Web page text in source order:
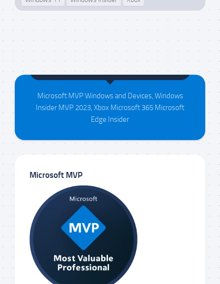
Maison da Silva
Microsoft MVP Windows and Devices, Windows
Insider MVP 2023, Xbox Microsoft 365 Microsoft
Edge Insider
Microsoft MVP